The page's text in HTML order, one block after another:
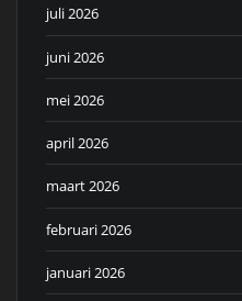
juli 2026
juni 2026
mei 2026
april 2026
maart 2026
februari 2026
januari 2026